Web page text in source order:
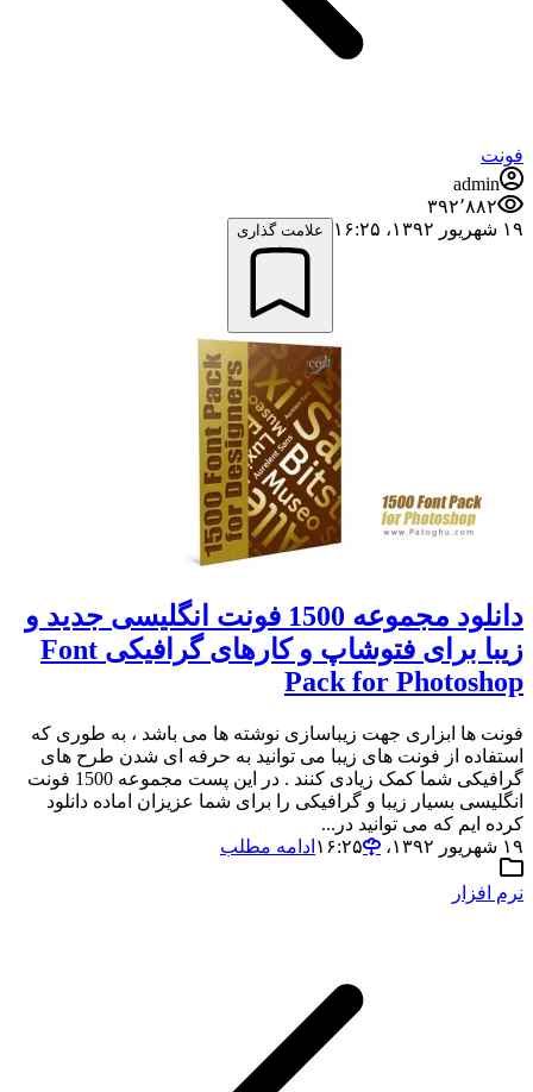
فونت
admin
۳۹۲٬۸۸۲
۱۹ شهریور ۱۳۹۲،‏ ۱۶:۲۵
علامت گذاری
دانلود مجموعه 1500 فونت انگلیسی جدید و
زیبا برای فتوشاپ و کارهای گرافیکی Font
Pack for Photoshop
فونت ها ابزاری جهت زیباسازی نوشته ها می باشد ، به طوری که
استفاده از فونت های زیبا می توانید به حرفه ای شدن طرح های
گرافیکی شما کمک زیادی کنند . در این پست مجموعه 1500 فونت
انگلیسی بسیار زیبا و گرافیکی را برای شما عزیزان اماده دانلود
کرده ایم که می توانید در...
۱۹ شهریور ۱۳۹۲،‏ ۱۶:۲۵
ادامه مطلب
نرم افزار